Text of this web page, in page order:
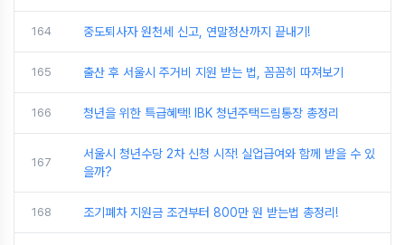
164 중도퇴사자 원천세 신고, 연말정산까지 끝내기!
165 출산 후 서울시 주거비 지원 받는 법, 꼼꼼히 따져보기
166 청년을 위한 특급혜택! IBK 청년주택드림통장 총정리
167
서울시 청년수당 2차 신청 시작! 실업급여와 함께 받을 수 있
을까?
168 조기폐차 지원금 조건부터 800만 원 받는법 총정리!